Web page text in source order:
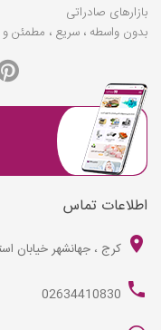
بازارهای صادراتی
بدون واسطه ، سریع ، مطمئن
اطلاعات تماس
کرج ، جهانشهر خیابان
02634410830